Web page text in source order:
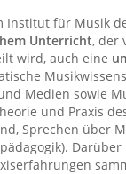
Institut für Musik
Unterricht, der
wird, auch eine
Medien sowie
und Praxis
Sprechen über